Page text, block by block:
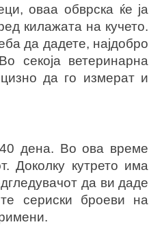
оваа обврска ќе ја
килажата на кучето.
да дадете, најдобро
секоја ветеринарна
да го измерат и
40 дена. Во ова време
Доколку кутрето има
да ви даде
сериски броеви на